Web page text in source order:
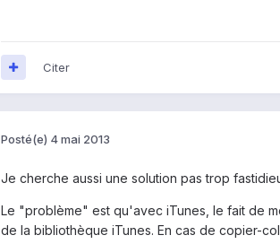
Citer
Posté(e) 4 mai 2013
Je cherche aussi une solution pas trop
Le "problème" est qu'avec iTunes, le fait de
de la bibliothèque iTunes. En cas de copier-